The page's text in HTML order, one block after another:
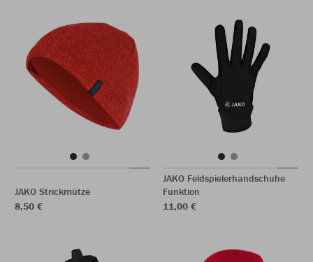
JAKO Strickmütze
8,50 €
JAKO Feldspielerhandschuhe
Funktion
11,00 €